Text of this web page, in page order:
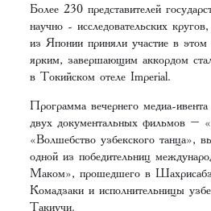
Более 230 представителей
научно - исследовательских
из Японии приняли участие в
ярким, завершающим аккордом
в Токийском отеле Imperial.
Программа вечернего медиа-
двух документальных фильмов –
«Волшебство узбекского танца»,
одной из победительниц
Маком», прошедшего в
Комадзаки и исполнительницы
Такиучи.